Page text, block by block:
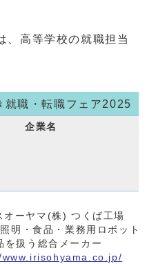
高等学校の就職担当
就職・転職フェア2025
企業名
オーヤマ(株) つくば工場
明・食品・業務用ロボット
を扱う総合メーカー